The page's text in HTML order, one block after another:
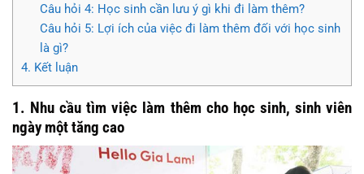
Câu hỏi 4: Học sinh cần lưu ý gì khi đi làm thêm?
Câu hỏi 5: Lợi ích của việc đi làm thêm đối với học sinh
là gì?
4. Kết luận
1. Nhu cầu tìm việc làm thêm cho học sinh, sinh viên
ngày một tăng cao